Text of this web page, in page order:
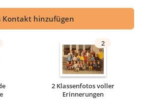
Kontakt hinzufügen
2
2 Klassenfotos voller
Erinnerungen